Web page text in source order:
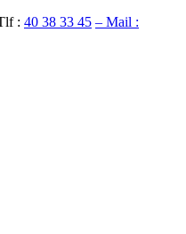
: 40 38 33 45 – Mail :